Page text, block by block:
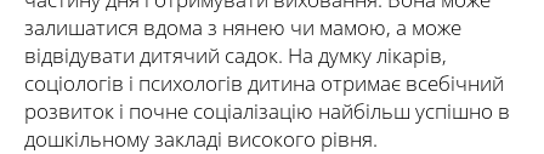
залишатися вдома з нянею чи мамою, а може
відвідувати дитячий садок. На думку лікарів,
соціологів і психологів дитина отримає всебічний
розвиток і почне соціалізацію найбільш успішно в
дошкільному закладі високого рівня.